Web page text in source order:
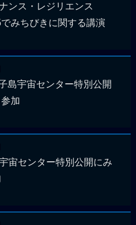
ンス・レジリエンス
みちびきに関する講演
島宇宙センター特別公開
加
宙センター特別公開にみ